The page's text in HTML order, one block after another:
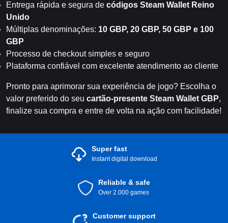
Entrega rápida e segura de códigos Steam Wallet Reino
Unido
Múltiplas denominações: 10 GBP, 20 GBP, 50 GBP e 100
GBP
Processo de checkout simples e seguro
Plataforma confiável com excelente atendimento ao cliente
Pronto para aprimorar sua experiência de jogo? Escolha o
valor preferido do seu cartão-presente Steam Wallet GBP,
finalize sua compra e entre de volta na ação com facilidade!
Super fast
Instant digital download
Reliable & safe
Over 2.000 games
Customer support